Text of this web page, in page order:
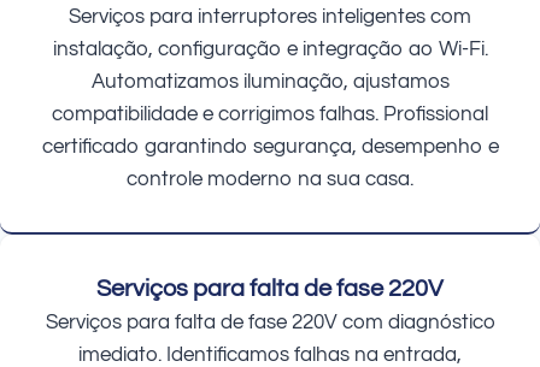
Serviços para interruptores inteligentes com
instalação, configuração e integração ao Wi-Fi.
Automatizamos iluminação, ajustamos
compatibilidade e corrigimos falhas. Profissional
certificado garantindo segurança, desempenho e
controle moderno na sua casa.
Serviços para falta de fase 220V
Serviços para falta de fase 220V com diagnóstico
imediato. Identificamos falhas na entrada,